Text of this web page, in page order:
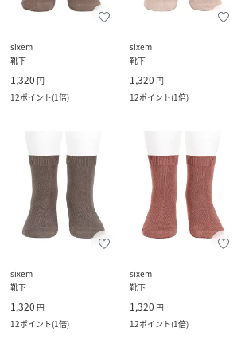
sixem
靴下
1,320 円
12ポイント(1倍)
sixem
靴下
1,320 円
12ポイント(1倍)
sixem
靴下
1,320 円
12ポイント(1倍)
sixem
靴下
1,320 円
12ポイント(1倍)